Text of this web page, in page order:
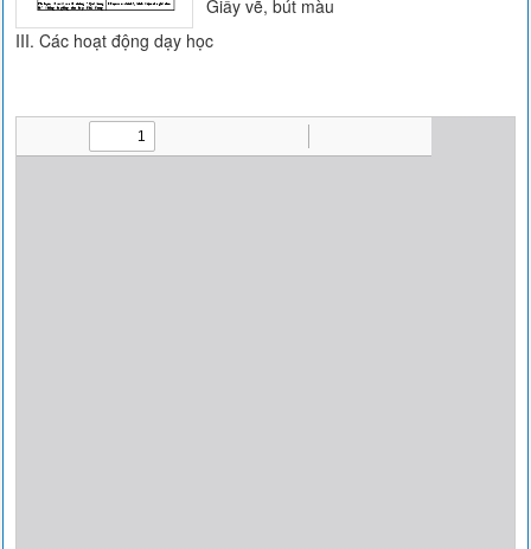
Giấy vẽ, bút màu
III. Các hoạt động dạy học